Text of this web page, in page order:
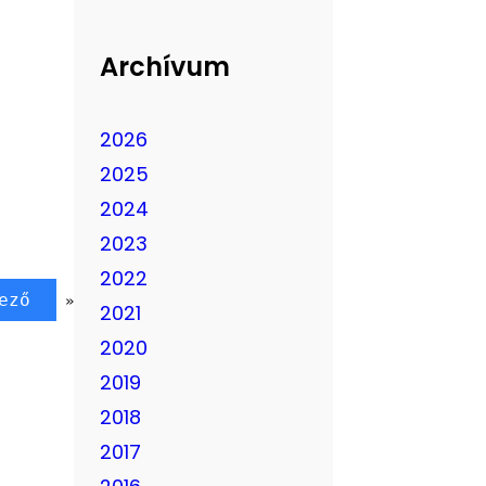
»
Archívum
2026
2025
2024
2023
2022
2021
2020
2019
2018
2017